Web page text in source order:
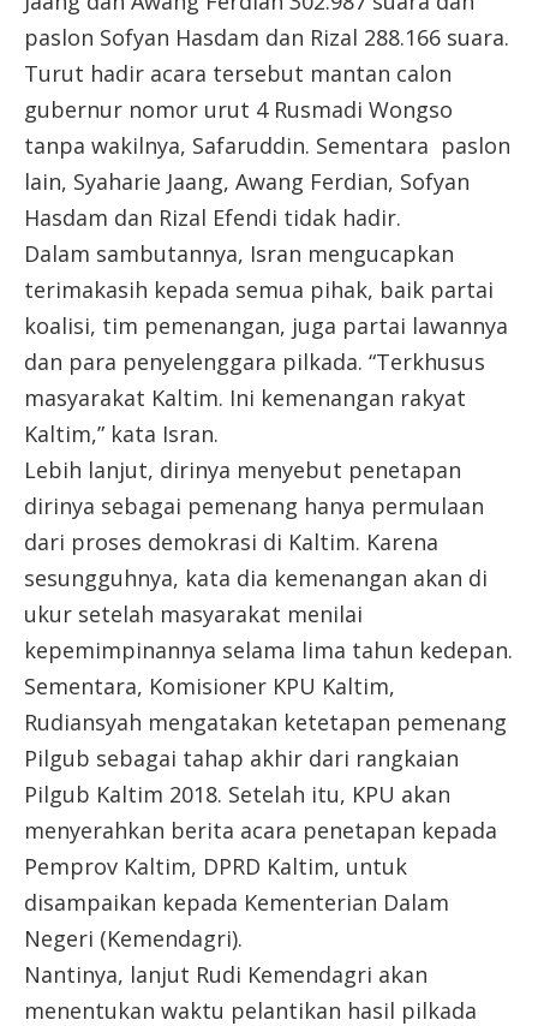
paslon Sofyan Hasdam dan Rizal 288.166 suara.
Turut hadir acara tersebut mantan calon
gubernur nomor urut 4 Rusmadi Wongso
tanpa wakilnya, Safaruddin. Sementara paslon
lain, Syaharie Jaang, Awang Ferdian, Sofyan
Hasdam dan Rizal Efendi tidak hadir.
Dalam sambutannya, Isran mengucapkan
terimakasih kepada semua pihak, baik partai
koalisi, tim pemenangan, juga partai lawannya
dan para penyelenggara pilkada. “Terkhusus
masyarakat Kaltim. Ini kemenangan rakyat
Kaltim,” kata Isran.
Lebih lanjut, dirinya menyebut penetapan
dirinya sebagai pemenang hanya permulaan
dari proses demokrasi di Kaltim. Karena
sesungguhnya, kata dia kemenangan akan di
ukur setelah masyarakat menilai
kepemimpinannya selama lima tahun kedepan.
Sementara, Komisioner KPU Kaltim,
Rudiansyah mengatakan ketetapan pemenang
Pilgub sebagai tahap akhir dari rangkaian
Pilgub Kaltim 2018. Setelah itu, KPU akan
menyerahkan berita acara penetapan kepada
Pemprov Kaltim, DPRD Kaltim, untuk
disampaikan kepada Kementerian Dalam
Negeri (Kemendagri).
Nantinya, lanjut Rudi Kemendagri akan
menentukan waktu pelantikan hasil pilkada